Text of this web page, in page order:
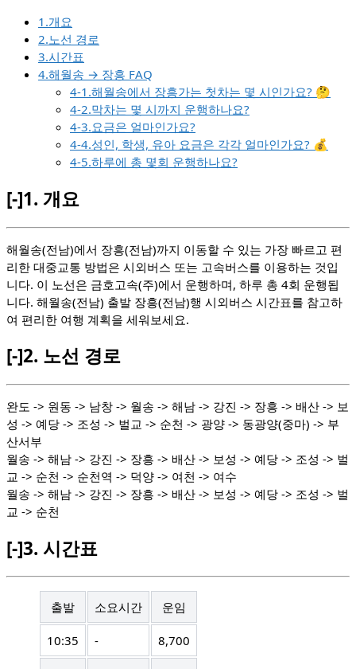
1.개요
2.노선 경로
3.시간표
4.해월송 → 장흥 FAQ
4-1.해월송에서 장흥가는 첫차는 몇 시인가요? 🤔
4-2.막차는 몇 시까지 운행하나요?
4-3.요금은 얼마인가요?
4-4.성인, 학생, 유아 요금은 각각 얼마인가요? 💰
4-5.하루에 총 몇회 운행하나요?
[-]1. 개요
해월송(전남)에서 장흥(전남)까지 이동할 수 있는 가장 빠르고 편
리한 대중교통 방법은 시외버스 또는 고속버스를 이용하는 것입
니다. 이 노선은 금호고속(주)에서 운행하며, 하루 총 4회 운행됩
니다. 해월송(전남) 출발 장흥(전남)행 시외버스 시간표를 참고하
여 편리한 여행 계획을 세워보세요.
[-]2. 노선 경로
완도 -> 원동 -> 남창 -> 월송 -> 해남 -> 강진 -> 장흥 -> 배산 -> 보
성 -> 예당 -> 조성 -> 벌교 -> 순천 -> 광양 -> 동광양(중마) -> 부
산서부
월송 -> 해남 -> 강진 -> 장흥 -> 배산 -> 보성 -> 예당 -> 조성 -> 벌
교 -> 순천 -> 순천역 -> 덕양 -> 여천 -> 여수
월송 -> 해남 -> 강진 -> 장흥 -> 배산 -> 보성 -> 예당 -> 조성 -> 벌
교 -> 순천
[-]3. 시간표
출발 소요시간 운임
10:35 - 8,700